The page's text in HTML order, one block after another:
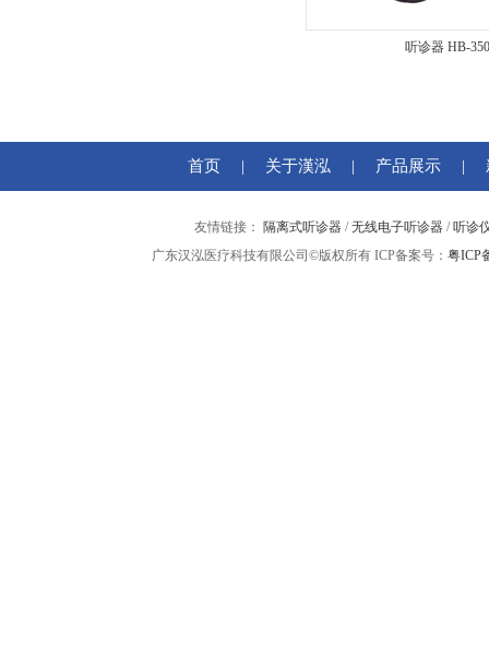
听诊器 HB-350
首页 | 关于漢泓 | 产品展示 |
友情链接： 隔离式听诊器 /无线电子听诊器 /听诊
广东汉泓医疗科技有限公司©版权所有 ICP备案号：粤ICP